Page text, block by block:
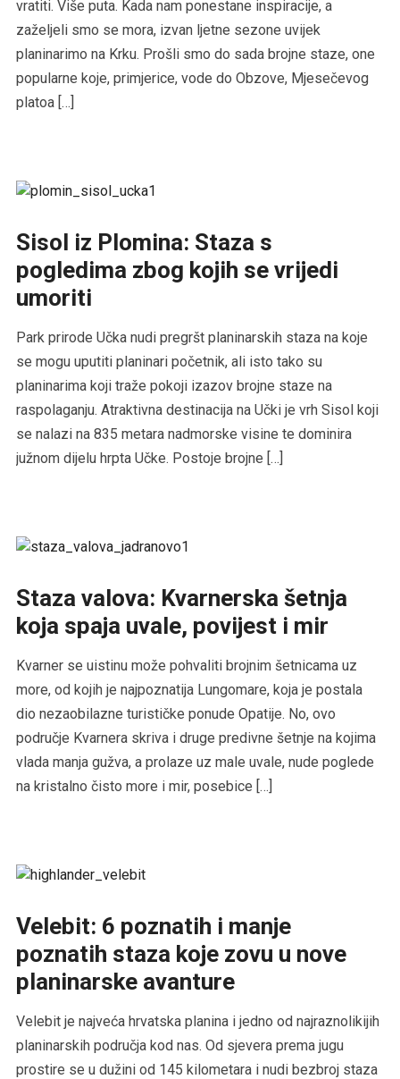
vratiti. Više puta. Kada nam ponestane inspiracije, a
zaželjeli smo se mora, izvan ljetne sezone uvijek
planinarimo na Krku. Prošli smo do sada brojne staze, one
popularne koje, primjerice, vode do Obzove, Mjesečevog
platoa […]
Sisol iz Plomina: Staza s
pogledima zbog kojih se vrijedi
umoriti
Park prirode Učka nudi pregršt planinarskih staza na koje
se mogu uputiti planinari početnik, ali isto tako su
planinarima koji traže pokoji izazov brojne staze na
raspolaganju. Atraktivna destinacija na Učki je vrh Sisol koji
se nalazi na 835 metara nadmorske visine te dominira
južnom dijelu hrpta Učke. Postoje brojne […]
Staza valova: Kvarnerska šetnja
koja spaja uvale, povijest i mir
Kvarner se uistinu može pohvaliti brojnim šetnicama uz
more, od kojih je najpoznatija Lungomare, koja je postala
dio nezaobilazne turističke ponude Opatije. No, ovo
područje Kvarnera skriva i druge predivne šetnje na kojima
vlada manja gužva, a prolaze uz male uvale, nude poglede
na kristalno čisto more i mir, posebice […]
Velebit: 6 poznatih i manje
poznatih staza koje zovu u nove
planinarske avanture
Velebit je najveća hrvatska planina i jedno od najraznolikijih
planinarskih područja kod nas. Od sjevera prema jugu
prostire se u dužini od 145 kilometara i nudi bezbroj staza